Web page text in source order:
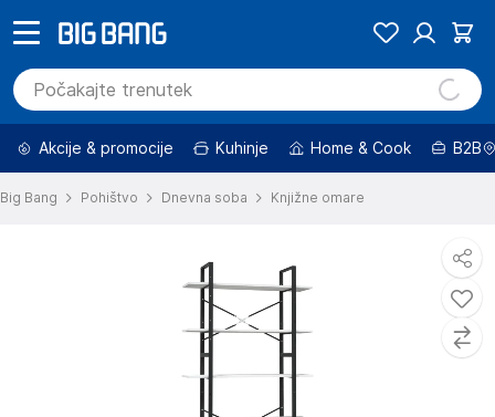
Akcije & promocije Kuhinje Home & Cook B2B
Big Bang Pohištvo Dnevna soba Knjižne omare